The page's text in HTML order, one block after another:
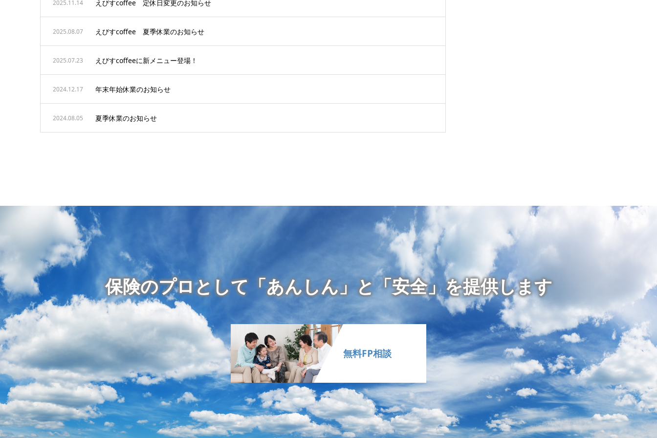
2025.11.14 えびすcoffee 定休日変更のお知らせ
2025.08.07 えびすcoffee 夏季休業のお知らせ
2025.07.23 えびすcoffeeに新メニュー登場！
2024.12.17 年末年始休業のお知らせ
2024.08.05 夏季休業のお知らせ
保険のプロとして「あんしん」と「安全」を提供します
無料FP相談